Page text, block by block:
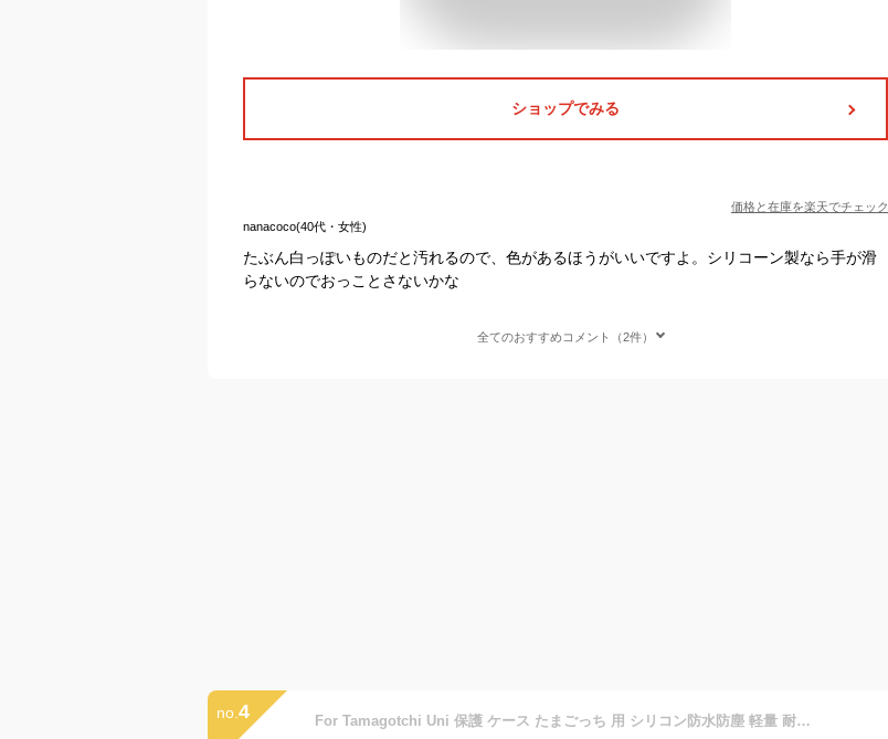
ショップでみる
価格と在庫を楽天でチェック
nanacoco(40代・女性)
たぶん白っぽいものだと汚れるので、色があるほうがいいですよ。シリコーン製なら手が滑
らないのでおっことさないかな
全てのおすすめコメント（2件）
no. 4 For Tamagotchi Uni 保護 ケース たまごっち 用 シリコン防水防塵 軽量 耐衝撃性 落下防止 Tamagotchi Uni カバー 完全な保護 カバー男女兼用 Tamagotchi Uni ケース（ブルー）